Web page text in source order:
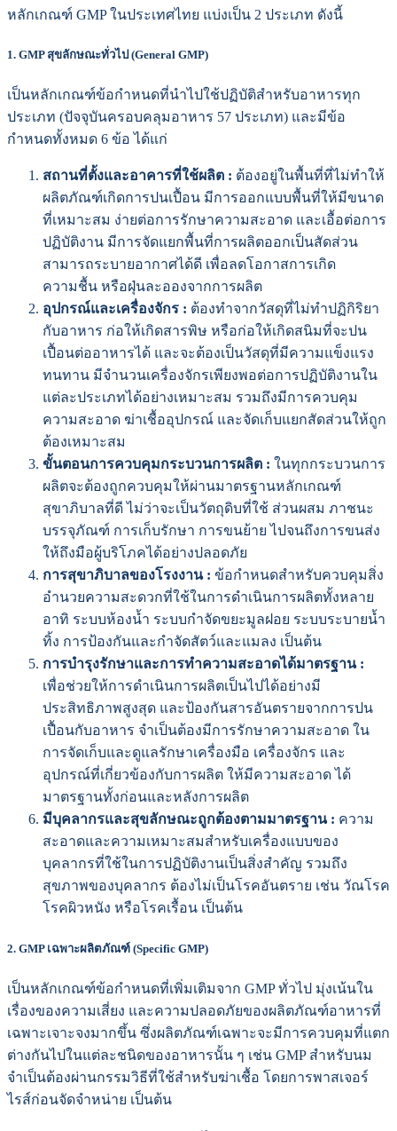
หลักเกณฑ์ GMP ในประเทศไทย แบ่งเป็น 2 ประเภท ดังนี้
1. GMP สุขลักษณะทั่วไป (General GMP)
เป็นหลักเกณฑ์ข้อกำหนดที่นําไปใช้ปฏิบัติสำหรับอาหารทุก
ประเภท (ปัจจุบันครอบคลุมอาหาร 57 ประเภท) และมีข้อ
กำหนดทั้งหมด 6 ข้อ ได้แก่
สถานที่ตั้งและอาคารที่ใช้ผลิต : ต้องอยู่ในพื้นที่ที่ไม่ทำให้
ผลิตภัณฑ์เกิดการปนเปื้อน มีการออกแบบพื้นที่ให้มีขนาด
ที่เหมาะสม ง่ายต่อการรักษาความสะอาด และเอื้อต่อการ
ปฏิบัติงาน มีการจัดแยกพื้นที่การผลิตออกเป็นสัดส่วน
สามารถระบายอากาศได้ดี เพื่อลดโอกาสการเกิด
ความชื้น หรือฝุ่นละอองจากการผลิต
อุปกรณ์และเครื่องจักร : ต้องทำจากวัสดุที่ไม่ทำปฏิกิริยา
กับอาหาร ก่อให้เกิดสารพิษ หรือก่อให้เกิดสนิมที่จะปน
เปื้อนต่ออาหารได้ และจะต้องเป็นวัสดุที่มีความแข็งแรง
ทนทาน มีจำนวนเครื่องจักรเพียงพอต่อการปฏิบัติงานใน
แต่ละประเภทได้อย่างเหมาะสม รวมถึงมีการควบคุม
ความสะอาด ฆ่าเชื้ออุปกรณ์ และจัดเก็บแยกสัดส่วนให้ถูก
ต้องเหมาะสม
ขั้นตอนการควบคุมกระบวนการผลิต : ในทุกกระบวนการ
ผลิตจะต้องถูกควบคุมให้ผ่านมาตรฐานหลักเกณฑ์
สุขาภิบาลที่ดี ไม่ว่าจะเป็นวัตถุดิบที่ใช้ ส่วนผสม ภาชนะ
บรรจุภัณฑ์ การเก็บรักษา การขนย้าย ไปจนถึงการขนส่ง
ให้ถึงมือผู้บริโภคได้อย่างปลอดภัย
การสุขาภิบาลของโรงงาน : ข้อกำหนดสำหรับควบคุมสิ่ง
อำนวยความสะดวกที่ใช้ในการดำเนินการผลิตทั้งหลาย
อาทิ ระบบห้องน้ำ ระบบกำจัดขยะมูลฝอย ระบบระบายน้ำ
ทิ้ง การป้องกันและกำจัดสัตว์และแมลง เป็นต้น
การบํารุงรักษาและการทําความสะอาดได้มาตรฐาน :
เพื่อช่วยให้การดำเนินการผลิตเป็นไปได้อย่างมี
ประสิทธิภาพสูงสุด และป้องกันสารอันตรายจากการปน
เปื้อนกับอาหาร จำเป็นต้องมีการรักษาความสะอาด ใน
การจัดเก็บและดูแลรักษาเครื่องมือ เครื่องจักร และ
อุปกรณ์ที่เกี่ยวข้องกับการผลิต ให้มีความสะอาด ได้
มาตรฐานทั้งก่อนและหลังการผลิต
มีบุคลากรและสุขลักษณะถูกต้องตามมาตรฐาน : ความ
สะอาดและความเหมาะสมสำหรับเครื่องแบบของ
บุคลากรที่ใช้ในการปฏิบัติงานเป็นสิ่งสำคัญ รวมถึง
สุขภาพของบุคลากร ต้องไม่เป็นโรคอันตราย เช่น วัณโรค
โรคผิวหนัง หรือโรคเรื้อน เป็นต้น
2. GMP เฉพาะผลิตภัณฑ์ (Specific GMP)
เป็นหลักเกณฑ์ข้อกำหนดที่เพิ่มเติมจาก GMP ทั่วไป มุ่งเน้นใน
เรื่องของความเสี่ยง และความปลอดภัยของผลิตภัณฑ์อาหารที่
เฉพาะเจาะจงมากขึ้น ซึ่งผลิตภัณฑ์เฉพาะจะมีการควบคุมที่แตก
ต่างกันไปในแต่ละชนิดของอาหารนั้น ๆ เช่น GMP สำหรับนม
จำเป็นต้องผ่านกรรมวิธีที่ใช้สำหรับฆ่าเชื้อ โดยการพาสเจอร์
ไรส์ก่อนจัดจำหน่าย เป็นต้น